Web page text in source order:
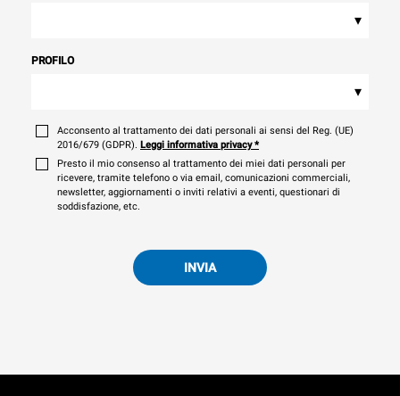
▾
PROFILO
▾
Acconsento al trattamento dei dati personali ai sensi del Reg. (UE)
2016/679 (GDPR). Leggi informativa privacy*
Presto il mio consenso al trattamento dei miei dati personali per
ricevere, tramite telefono o via email, comunicazioni commerciali,
newsletter, aggiornamenti o inviti relativi a eventi, questionari di
soddisfazione, etc.
INVIA